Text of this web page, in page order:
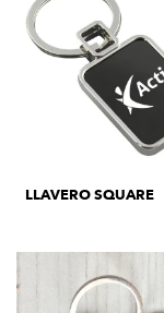
LLAVERO SQUARE